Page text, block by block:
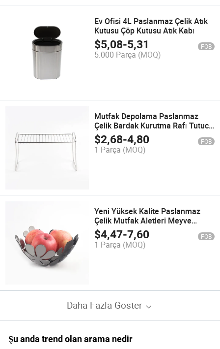
Ev Ofisi 4L Paslanmaz Çelik Atık
Kutusu Çöp Kutusu Atık Kabı
$5,08-5,31 FOB
5.000 Parça (MOQ)
Mutfak Depolama Paslanmaz
Çelik Bardak Kurutma Rafı Tutucu
Raf
$2,68-4,80 FOB
1 Parça (MOQ)
Yeni Yüksek Kalite Paslanmaz
Çelik Mutfak Aletleri Meyve
Kaselerini Süslemek İçin
$4,47-7,60 FOB
1 Parça (MOQ)
Daha Fazla Göster
Şu anda trend olan arama nedir